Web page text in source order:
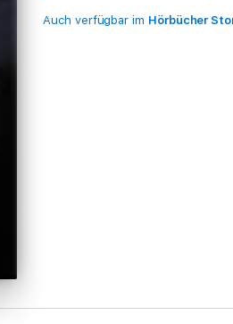
Auch verfügbar im Hörbücher